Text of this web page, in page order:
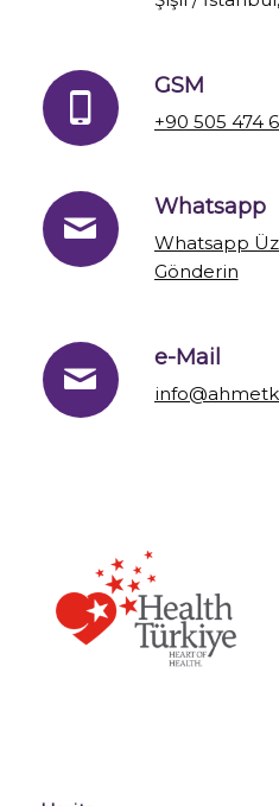
GSM
+90 505 474
Whatsapp
Whatsapp
Gönderin
e-Mail